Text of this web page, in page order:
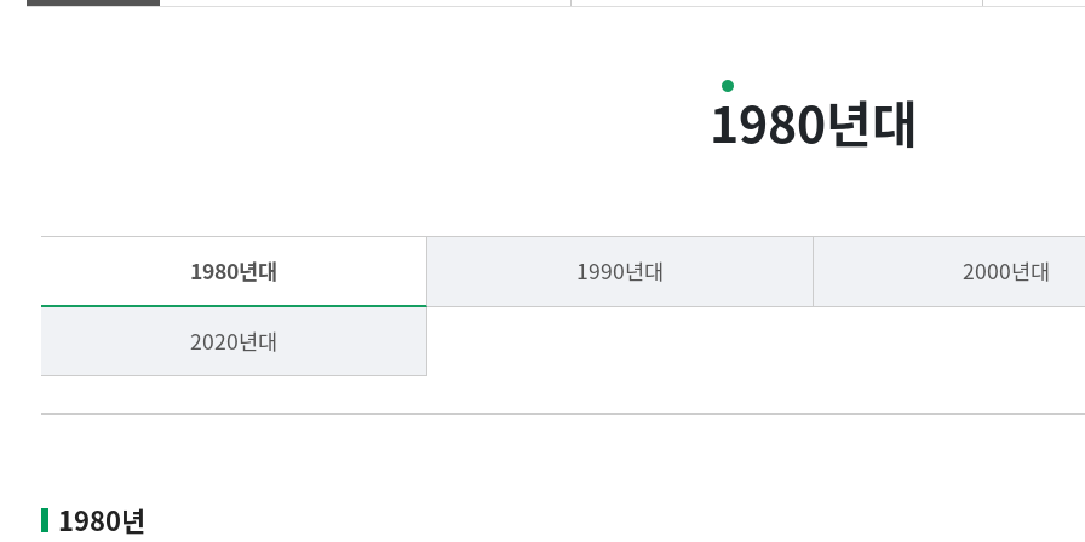
씨름부
기타종목
국가대표배출현황
1980년대
1980년대 1990년대 2000년대
2020년대
1980년